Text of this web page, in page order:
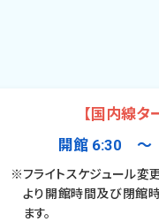
【国内線タ
開館 6:30 〜
※フライトスケジュール
より開館時間及び閉館
ます。